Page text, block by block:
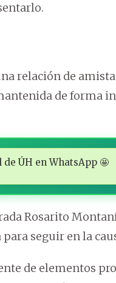
relación de
de forma
ÚH en WhatsApp 🤩
Rosarito
seguir en la
de elementos